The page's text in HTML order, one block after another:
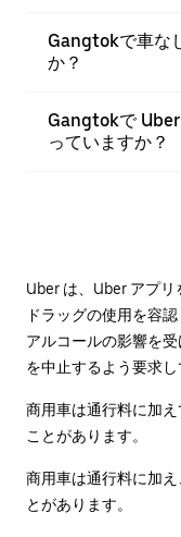
Gangtokで車な
か？
Gangtokで
っていますか？
Uber は、Uber アプ
ドラッグの使用を容
アルコールの影響を
を中止するよう要求し
商用車は通行料に加
ことがあります。
商用車は通行料に加
とがあります。